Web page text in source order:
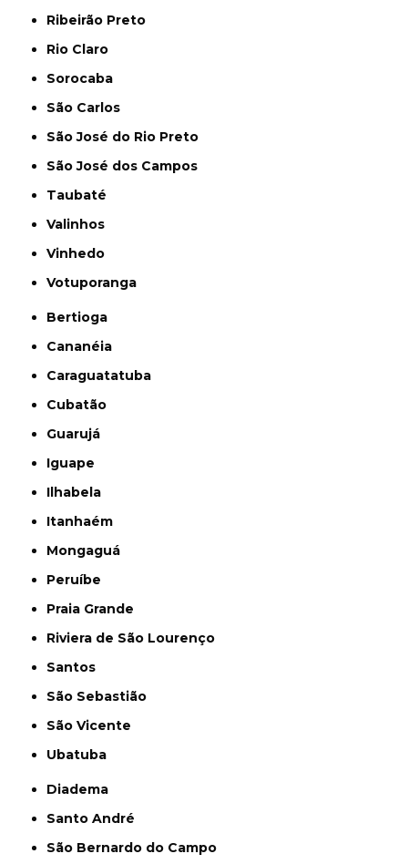
Ribeirão Preto
Rio Claro
Sorocaba
São Carlos
São José do Rio Preto
São José dos Campos
Taubaté
Valinhos
Vinhedo
Votuporanga
Bertioga
Cananéia
Caraguatatuba
Cubatão
Guarujá
Iguape
Ilhabela
Itanhaém
Mongaguá
Peruíbe
Praia Grande
Riviera de São Lourenço
Santos
São Sebastião
São Vicente
Ubatuba
Diadema
Santo André
São Bernardo do Campo